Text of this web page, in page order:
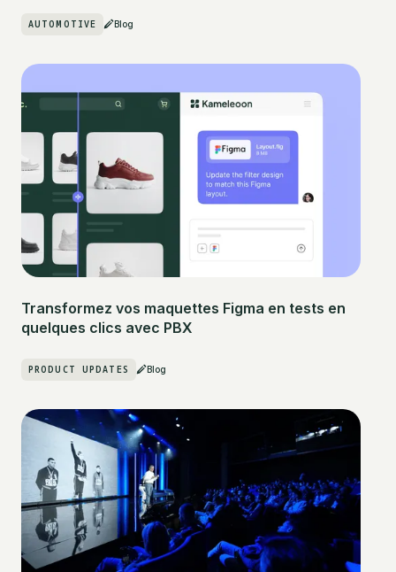
AUTOMOTIVE Blog
Transformez vos maquettes Figma en tests en
quelques clics avec PBX
PRODUCT UPDATES Blog